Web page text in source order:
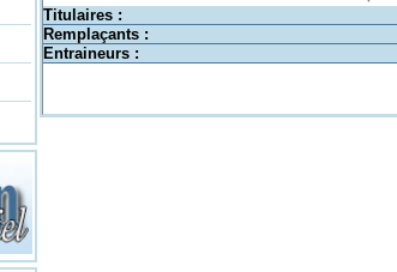
Titulaires :
Remplaçants :
Entraineurs :